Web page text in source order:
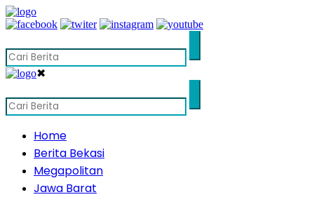
✖
Home
Berita Bekasi
Megapolitan
Jawa Barat